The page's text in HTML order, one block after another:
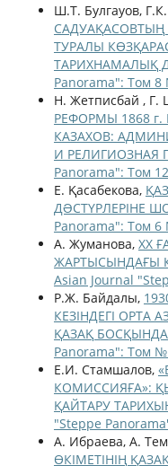
Ш.Т. Булгауов,
САДУАҚАСОВТЫҢ
ТУРАЛЫ
ТАРИХНАМАЛЫҚ
Panorama": Том 8
Н. Жетписбай , Г.
РЕФОРМЫ 1868
КАЗАХОВ:
И РЕЛИГИОЗНАЯ
Panorama": Том
Е. Қасабекова,
ДƏСТҮРЛЕРІНЕ
Panorama": Том 6
А. Жуманова, ХХ
ЖАРТЫСЫНДАҒЫ
Asian Journal
Р.Ж. Байдалы,
КЕЗІНДЕГІ ОРТА
ҚАЗАҚ
Panorama": Том №
Е.И. Стамшалов,
КОМИССИЯҒА»:
ҚАЙТАРУ
"Steppe
А. Ибраева, А.
ӨКІМЕТІНІҢ